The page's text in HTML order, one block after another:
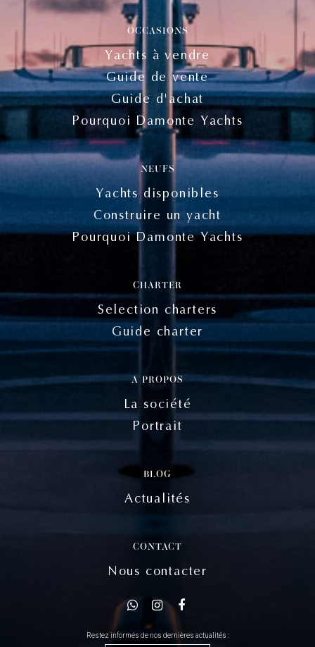
OCCASIONS
Yachts à vendre
Guide de vente
Guide d'achat
Pourquoi Damonte Yachts
NEUFS
Yachts disponibles
Construire un yacht
Pourquoi Damonte Yachts
CHARTER
Selection charters
Guide charter
A PROPOS
La société
Portrait
BLOG
Actualités
CONTACT
Nous contacter
Restez informés de nos dernières actualités :